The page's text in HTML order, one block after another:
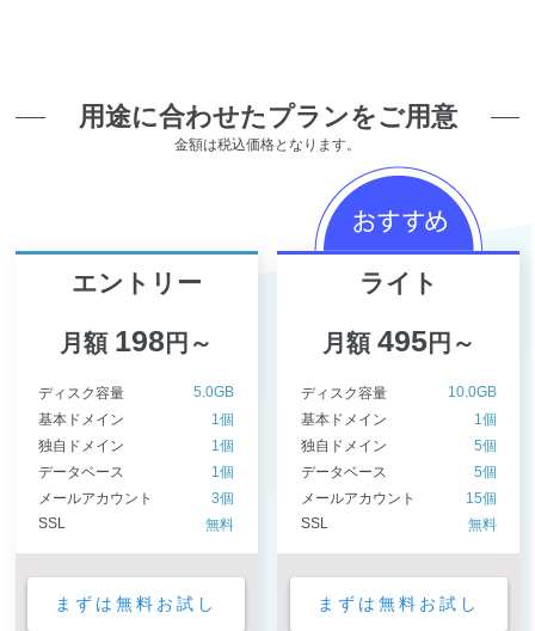
用途に合わせたプランをご用意
金額は税込価格となります。
エントリー
月額 198 円～
ディスク容量
5.0GB
基本ドメイン
1個
独自ドメイン
1個
データベース
1個
メールアカウント
3個
SSL
無料
まずは無料お試し
ライト
月額 495円～
ディスク容量
10.0GB
基本ドメイン
1個
独自ドメイン
5個
データベース
5個
メールアカウント
15個
SSL
無料
まずは無料お試し